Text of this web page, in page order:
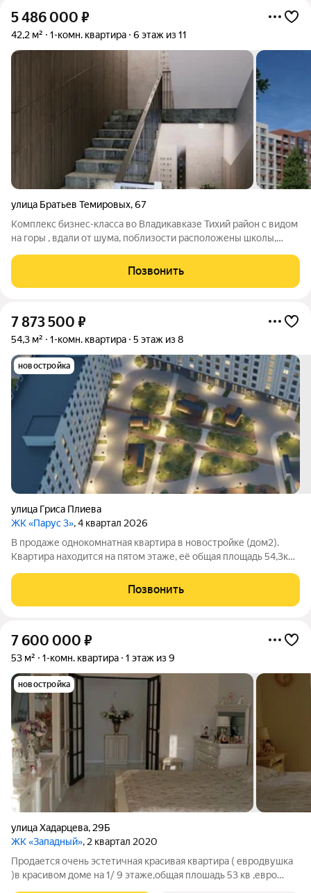
5 486 000 ₽
42,2 м² 1-комн. квартира 6 этаж из 11
улица Братьев Темировых,67
Комплекс бизнес-класса во Владикавказе Тихий район с видом
на горы , вдали от шума, поблизости расположены школы,
игровая зона -колясочная и благоустроенная территория Это
не просто жилье, это
Позвонить
7 873 500 ₽
54,3 м² 1-комн. квартира 5 этаж из 8
новостройка
улица Гриса Плиева
ЖК «Парус 3», 4 квартал 2026
В продаже однокомнатная квартира в новостройке (дом2).
Квартира находится на пятом этаже, её общая площадь 54,3кв.
«МОНОЛИТБЕТОН» будет сдан в первом квартале 2025 года.
Позвонить
7 600 000 ₽
53 м² 1-комн. квартира 1 этаж из 9
новостройка
улица Хадарцева, 29Б
ЖК «Западный», 2 квартал 2020
Продается очень эстетичная красивая квартира ( евродвушка
)в красивом доме на 1/ 9 этаже,общая плошадь 53 кв ,евро